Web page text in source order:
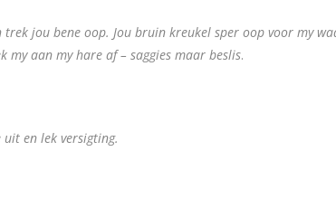
trek jou bene oop. Jou bruin kreukel sper oop voor my
my aan my hare af – saggies maar beslis.
uit en lek versigting.